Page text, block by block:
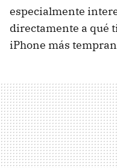
especialmente
directamente a qué
iPhone más